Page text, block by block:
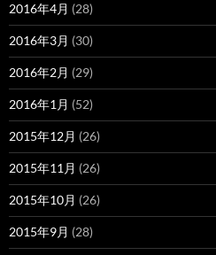
2016年4月 (28)
2016年3月 (30)
2016年2月 (29)
2016年1月 (52)
2015年12月 (26)
2015年11月 (26)
2015年10月 (26)
2015年9月 (28)